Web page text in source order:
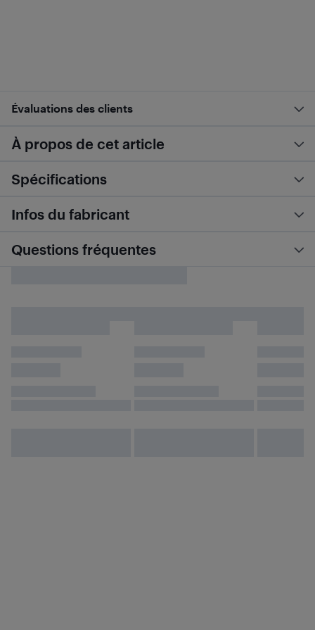
Évaluations des clients
À propos de cet article
Spécifications
Infos du fabricant
Questions fréquentes